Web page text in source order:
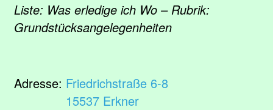
Liste: Was erledige ich Wo – Rubrik:
Grundstücksangelegenheiten
Adresse: Friedrichstraße 6-8
15537 Erkner